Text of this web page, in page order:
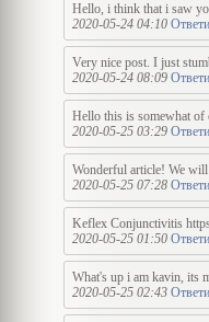
Hello, i think that i saw
2020-05-24 04:10
Very nice post. I just
2020-05-24 08:09
Hello this is somewhat
2020-05-25 03:29
Wonderful article! We
2020-05-25 07:28
Keflex Conjunctivitis
2020-05-25 01:50
What's up i am kavin, its
2020-05-25 02:43